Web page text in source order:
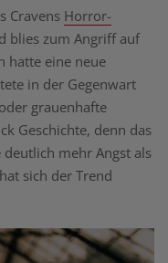
Cravens Horror-
blies zum Angriff auf
hatte eine neue
in der Gegenwart
grauenhafte
Geschichte, denn das
mehr Angst als
sich der Trend